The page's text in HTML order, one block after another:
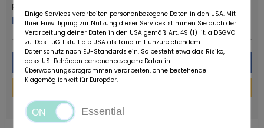
Ruote da Sogno
Plus de ce concessionnaire
Message
Financement
Einige Services verarbeiten personenbezogene Daten in den USA. Mit
Ihrer Einwilligung zur Nutzung dieser Services stimmen Sie auch der
Verarbeitung deiner Daten in den USA gemäß Art. 49 (1) lit. a DSGVO
zu. Das EuGH stuft die USA als Land mit unzureichendem
Datenschutz nach EU-Standards ein. So besteht etwa das Risiko,
dass US-Behörden personenbezogene Daten in
Überwachungsprogrammen verarbeiten, ohne bestehende
Klagemöglichkeit für Europäer.
Essential